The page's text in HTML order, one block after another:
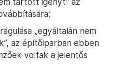
adat védelméről
szükség;
vásárlásánál a
művészettörténészekből
javaslata alapján
szakvéleményben